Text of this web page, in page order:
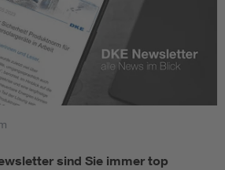
sind Sie immer top